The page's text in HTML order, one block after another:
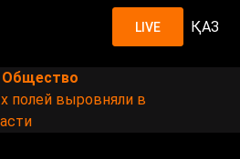
LIVE ҚАЗ
Общество
полей выровняли в